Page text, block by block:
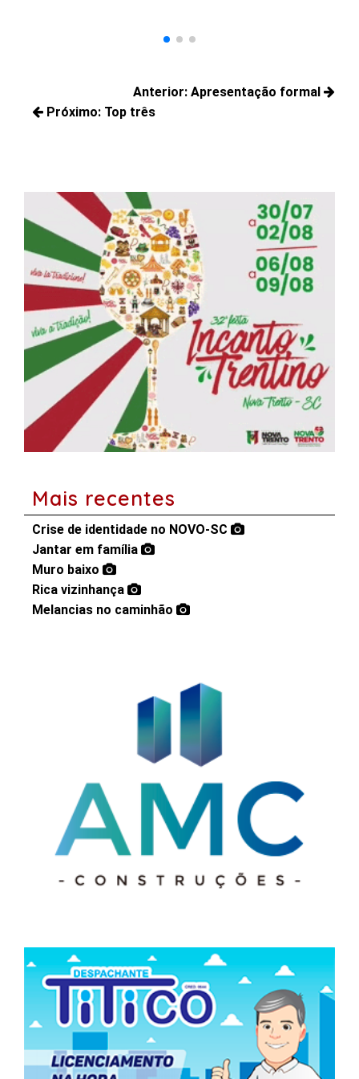
Navegação
de
Anterior: Apresentação formal
Próximo: Top três
Mais recentes
Crise de identidade no NOVO-SC
Jantar em família
Muro baixo
Rica vizinhança
Melancias no caminhão